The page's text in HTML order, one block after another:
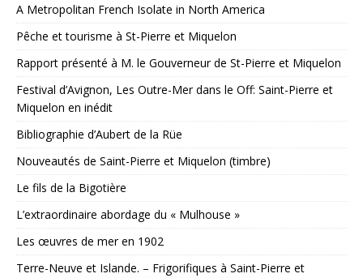
A Metropolitan French Isolate in North America
Pêche et tourisme à St-Pierre et Miquelon
Rapport présenté à M. le Gouverneur de St-Pierre et Miquelon
Festival d’Avignon, Les Outre-Mer dans le Off: Saint-Pierre et
Miquelon en inédit
Bibliographie d’Aubert de la Rüe
Nouveautés de Saint-Pierre et Miquelon (timbre)
Le fils de la Bigotière
L’extraordinaire abordage du « Mulhouse »
Les œuvres de mer en 1902
Terre-Neuve et Islande. – Frigorifiques à Saint-Pierre et